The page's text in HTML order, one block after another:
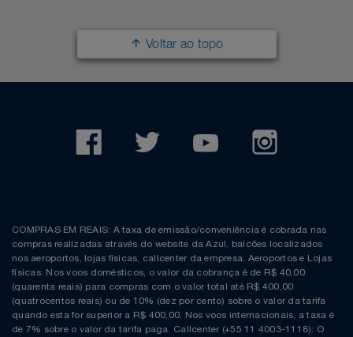
Voltar ao topo
COMPRAS EM REAIS: A taxa de emissão/conveniência é cobrada nas
compras realizadas através do website da Azul, balcões localizados
nos aeroportos, lojas físicas, callcenter da empresa. Aeroportos e Lojas
físicas: Nos voos domésticos, o valor da cobrança é de R$ 40,00
(quarenta reais) para compras com o valor total até R$ 400,00
(quatrocentos reais) ou de 10% (dez por cento) sobre o valor da tarifa
quando esta for superior a R$ 400,00. Nos voos internacionais, a taxa é
de 7% sobre o valor da tarifa paga. Callcenter (+55 11 4003-1118): O